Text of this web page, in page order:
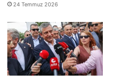
24 Temmuz 2026